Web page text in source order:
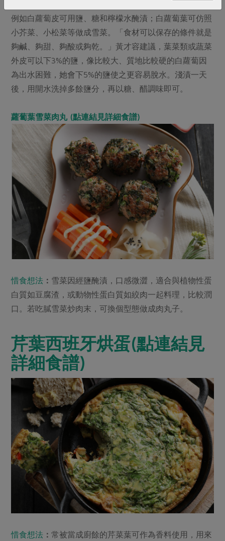
例如白蘿蔔皮可用鹽、糖和檸檬水醃漬；白蘿蔔葉可仿照
小芥菜、小松菜等做成雪菜。「食材可以保存的條件就是
夠鹹、夠甜、夠酸或夠乾。」黃才容建議，葉菜類或蔬菜
外皮可以下3%的鹽，像比較大、質地比較硬的白蘿蔔因
為出水困難，她會下5%的鹽使之更容易脫水。淺漬一天
後，用開水洗掉多餘鹽分，再以糖、醋調味即可。
蘿蔔葉雪菜肉丸(點連結見詳細食譜)
惜食想法 ： 雪菜因經鹽醃漬，口感微澀，適合與植物性蛋
白質如豆腐渣，或動物性蛋白質如絞肉一起料理，比較潤
口。若吃膩雪菜炒肉末，可換個型態做成肉丸子。
芹葉西班牙烘蛋(點連結見
詳細食譜)
惜食想法 ：常被當成廚餘的芹菜葉可作為香料使用，用來